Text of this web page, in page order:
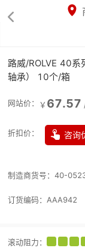


路威/ROLVE 40
轴承） 10个/箱
网站价： ￥ 67.57
折扣价：  咨询
制造商货号： 40-
订货编码： AAA942
滚动阻力 ：